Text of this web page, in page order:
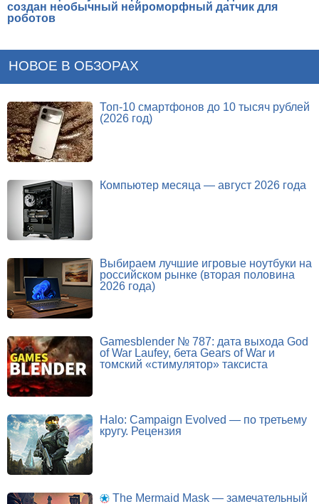
создан необычный нейроморфный датчик для
роботов
НОВОЕ В ОБЗОРАХ
Топ-10 смартфонов до 10 тысяч рублей
(2026 год)
Компьютер месяца — август 2026 года
Выбираем лучшие игровые ноутбуки на
российском рынке (вторая половина
2026 года)
Gamesblender № 787: дата выхода God
of War Laufey, бета Gears of War и
томский «стимулятор» таксиста
Halo: Campaign Evolved — по третьему
кругу. Рецензия
The Mermaid Mask — замечательный